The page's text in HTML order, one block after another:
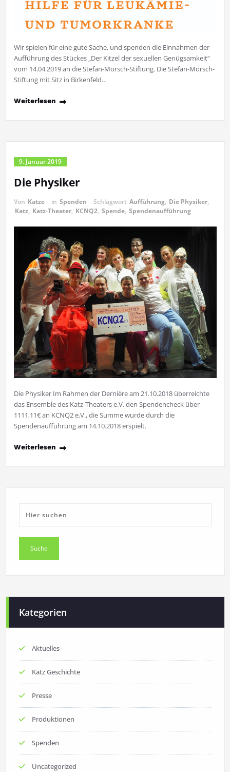
Wir spielen für eine gute Sache, und spenden die Einnahmen der
Aufführung des Stückes „Der Kitzel der sexuellen Genügsamkeit“
vom 14.04.2019 an die Stefan-Morsch-Stiftung. Die Stefan-Morsch-
Stiftung mit Sitz in Birkenfeld…
Weiterlesen
9. Januar 2019
Die Physiker
Von Katze in Spenden Schlagwort Aufführung, Die Physiker,
Katz, Katz-Theater, KCNQ2, Spende, Spendenaufführung
Die Physiker Im Rahmen der Dernière am 21.10.2018 überreichte
das Ensemble des Katz-Theaters e.V. den Spendencheck über
1111,11€ an KCNQ2 e.V., die Summe wurde durch die
Spendenaufführung am 14.10.2018 erspielt.
Weiterlesen
Kategorien
Aktuelles
Katz Geschichte
Presse
Produktionen
Spenden
Uncategorized